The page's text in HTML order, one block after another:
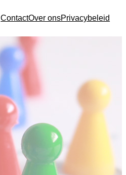
ContactOver onsPrivacybeleid